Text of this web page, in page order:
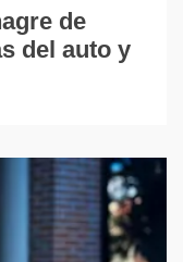
de
del auto y